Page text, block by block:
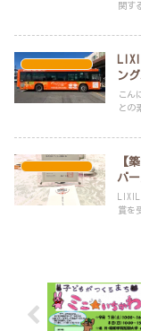
関す
ン
こんに
との
【
バ